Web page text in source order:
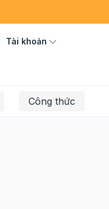
Tài khoản
Công thức